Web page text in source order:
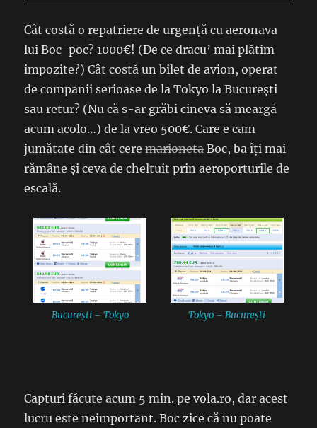
Cât costă o repatriere de urgență cu aeronava
lui Boc-poc? 1000€! (De ce dracu’ mai plătim
impozite?) Cât costă un bilet de avion, operat
de companii serioase de la Tokyo la București
sau retur? (Nu că s-ar grăbi cineva să meargă
acum acolo…) de la vreo 500€. Care e cam
jumătate din cât ceremarionetaBoc, ba îți mai
rămâne și ceva de cheltuit prin aeroporturile de
escală.
București – Tokyo Tokyo – București
Capturi făcute acum 5 min. pe vola.ro, dar acest
lucru este neimportant. Boc zice că nu poate